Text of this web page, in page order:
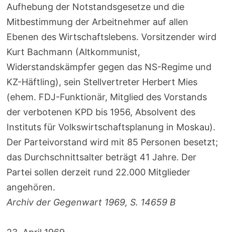
Aufhebung der Notstandsgesetze und die
Mitbestimmung der Arbeitnehmer auf allen
Ebenen des Wirtschaftslebens. Vorsitzender wird
Kurt Bachmann (Altkommunist,
Widerstandskämpfer gegen das NS-Regime und
KZ-Häftling), sein Stellvertreter Herbert Mies
(ehem. FDJ-Funktionär, Mitglied des Vorstands
der verbotenen KPD bis 1956, Absolvent des
Instituts für Volkswirtschaftsplanung in Moskau).
Der Parteivorstand wird mit 85 Personen besetzt;
das Durchschnittsalter beträgt 41 Jahre. Der
Partei sollen derzeit rund 22.000 Mitglieder
angehören.
Archiv der Gegenwart 1969, S. 14659 B